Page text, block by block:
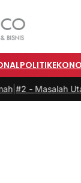
POLITIK
Utama